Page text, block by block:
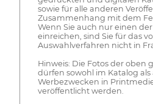
sowie für alle anderen
Zusammenhang mit dem
Wenn Sie auch nur einen
einreichen, sind Sie für das
Auswahlverfahren nicht in
Hinweis: Die Fotos der
dürfen sowohl im Katalog als
Werbezwecken in
veröffentlicht werden.